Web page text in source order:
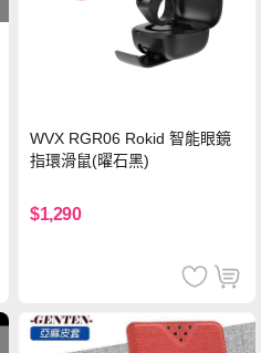
WVX RGR06 Rokid 智能眼鏡
指環滑鼠(曜石黑)
$1,290